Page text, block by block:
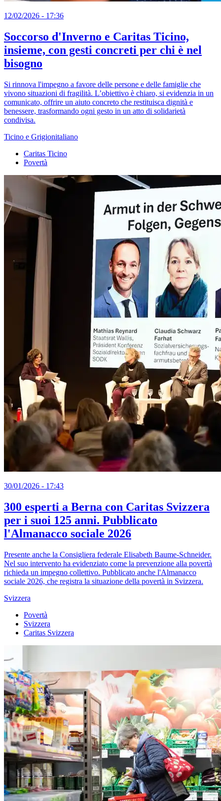
12/02/2026 - 17:36
Soccorso d'Inverno e Caritas Ticino,
insieme, con gesti concreti per chi è nel
bisogno
Si rinnova l'impegno a favore delle persone e delle famiglie che
vivono situazioni di fragilità. L’obiettivo è chiaro, si evidenzia in un
comunicato, offrire un aiuto concreto che restituisca dignità e
benessere, trasformando ogni gesto in un atto di solidarietà
condivisa.
Ticino e Grigionitaliano
Caritas Ticino
Povertà
30/01/2026 - 17:43
300 esperti a Berna con Caritas Svizzera
per i suoi 125 anni. Pubblicato
l'Almanacco sociale 2026
Presente anche la Consigliera federale Elisabeth Baume-Schneider.
Nel suo intervento ha evidenziato come la prevenzione alla povertà
richieda un impegno collettivo. Pubblicato anche l'Almanacco
sociale 2026, che registra la situazione della povertà in Svizzera.
Svizzera
Povertà
Svizzera
Caritas Svizzera